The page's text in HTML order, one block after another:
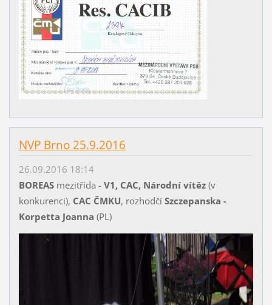
NVP Brno 25.9.2016
26.09.2016 18:14
BOREASmezitřída - V1, CAC, Národní vítěz(v
konkurenci), CAC ČMKU, rozhodčí Szczepanska -
Korpetta Joanna (PL)